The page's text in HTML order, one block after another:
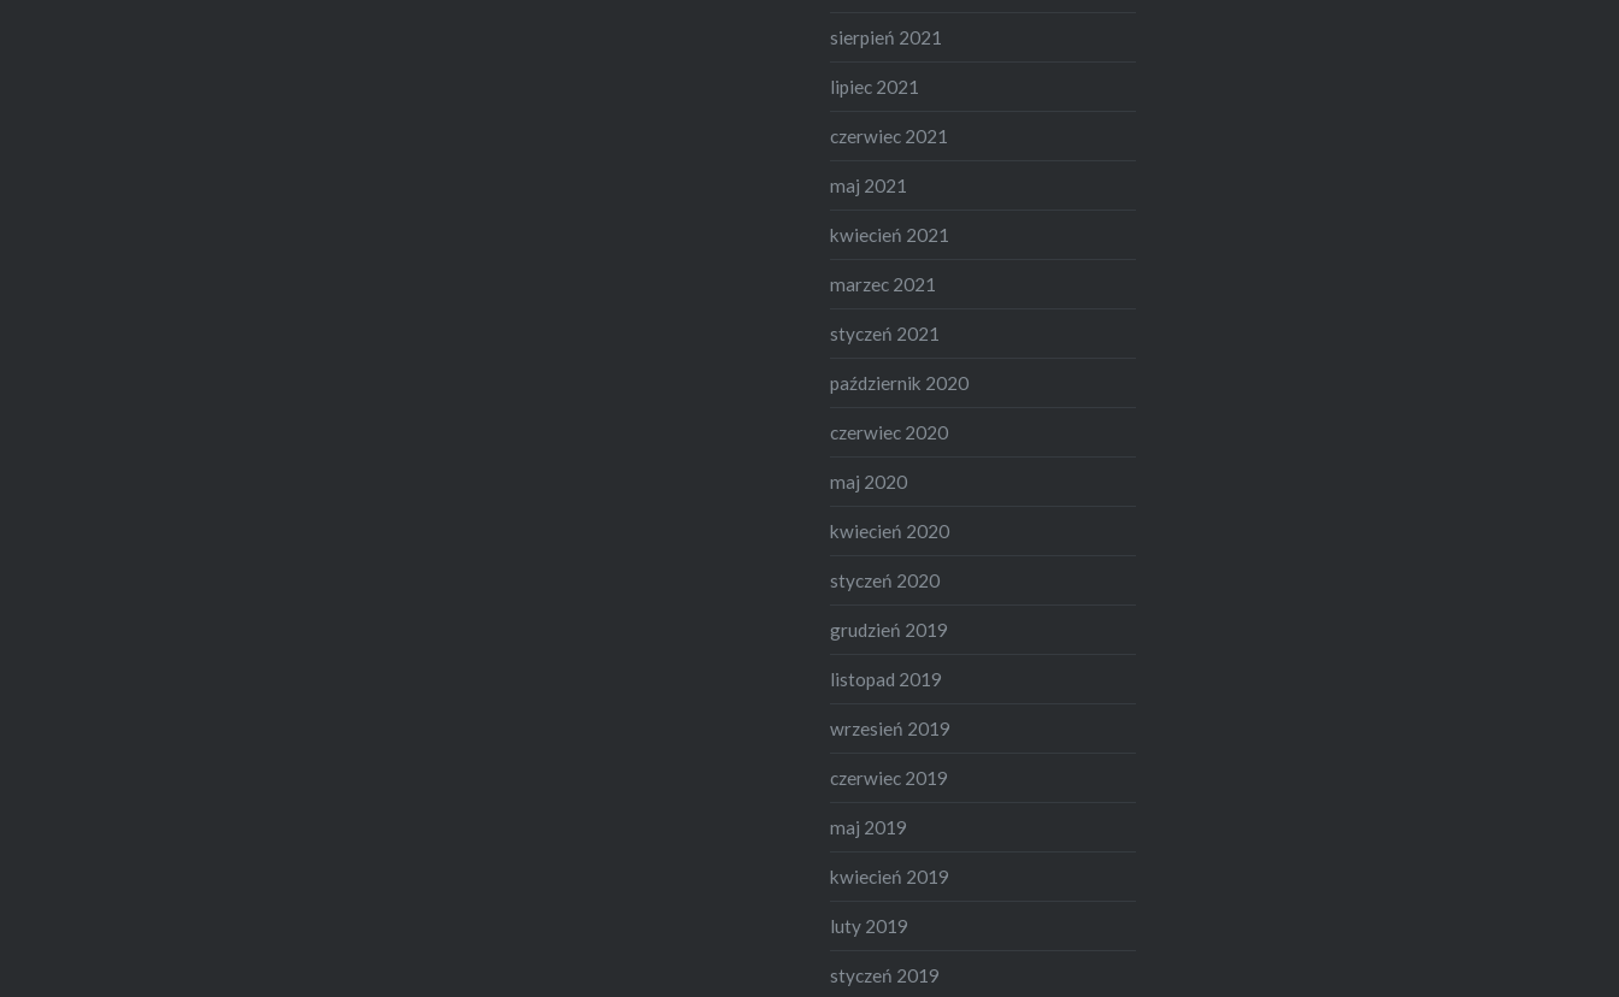
sierpień 2021
lipiec 2021
czerwiec 2021
maj 2021
kwiecień 2021
marzec 2021
styczeń 2021
październik 2020
czerwiec 2020
maj 2020
kwiecień 2020
styczeń 2020
grudzień 2019
listopad 2019
wrzesień 2019
czerwiec 2019
maj 2019
kwiecień 2019
luty 2019
styczeń 2019